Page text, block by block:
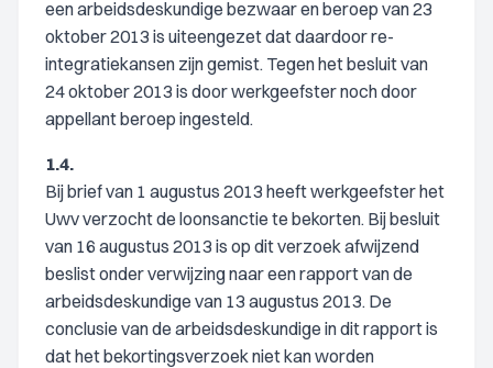
een arbeidsdeskundige bezwaar en beroep van 23
oktober 2013 is uiteengezet dat daardoor re-
integratiekansen zijn gemist. Tegen het besluit van
24 oktober 2013 is door werkgeefster noch door
appellant beroep ingesteld.
1.4.
Bij brief van 1 augustus 2013 heeft werkgeefster het
Uwv verzocht de loonsanctie te bekorten. Bij besluit
van 16 augustus 2013 is op dit verzoek afwijzend
beslist onder verwijzing naar een rapport van de
arbeidsdeskundige van 13 augustus 2013. De
conclusie van de arbeidsdeskundige in dit rapport is
dat het bekortingsverzoek niet kan worden